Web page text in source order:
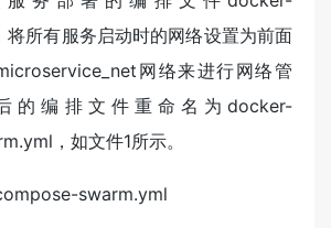
所有服务启动时的网络设置为前面
网络来进行网络管
的编排文件重命名为docker-
，如文件1所示。
swarm.yml